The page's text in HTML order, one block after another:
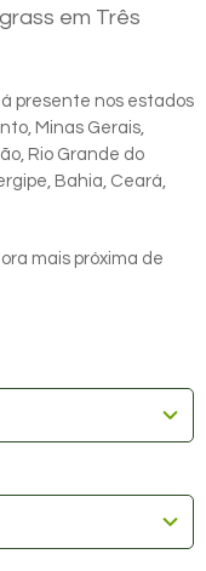
em Três
presente nos estados
Minas Gerais,
Rio Grande do
Bahia, Ceará,
mais próxima de